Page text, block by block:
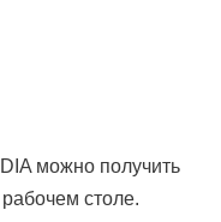
можно получить
столе.